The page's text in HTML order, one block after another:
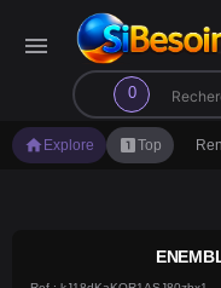
menu
0
search
home Explore looks_oneTop